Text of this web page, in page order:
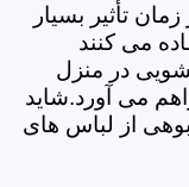
تأثیر بسیار
می کنند
در منزل
می آورد.شاید
از لباس های